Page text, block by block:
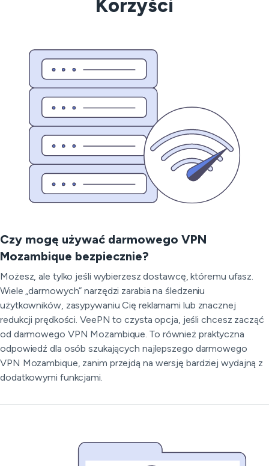
Korzyści
Czy mogę używać darmowego VPN
Mozambique bezpiecznie?
Możesz, ale tylko jeśli wybierzesz dostawcę, któremu ufasz.
Wiele „darmowych” narzędzi zarabia na śledzeniu
użytkowników, zasypywaniu Cię reklamami lub znacznej
redukcji prędkości. VeePN to czysta opcja, jeśli chcesz zacząć
od darmowego VPN Mozambique. To również praktyczna
odpowiedź dla osób szukających najlepszego darmowego
VPN Mozambique, zanim przejdą na wersję bardziej wydajną z
dodatkowymi funkcjami.